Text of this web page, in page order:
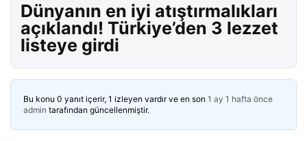
Dünyanın en iyi atıştırmalıkları
açıklandı! Türkiye’den 3 lezzet
listeye girdi
Bu konu 0 yanıt içerir, 1 izleyen vardır ve en son 1 ay 1 hafta önce
admin tarafından güncellenmiştir.